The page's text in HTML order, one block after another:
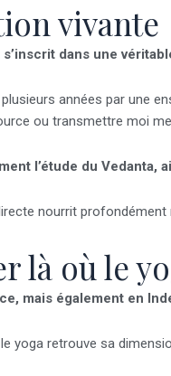
vivante
dans une
années par une
ou transmettre moi
l’étude du Vedanta,
nourrit profondément
là où le
mais également en
yoga retrouve sa